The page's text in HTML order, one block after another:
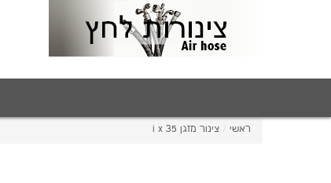
ראשי / צינור מזגן i x 35